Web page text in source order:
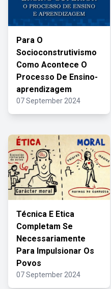
Para O
Socioconstrutivismo
Como Acontece O
Processo De Ensino-
aprendizagem
07 September 2024
Técnica E Etica
Completam Se
Necessariamente
Para Impulsionar Os
Povos
07 September 2024